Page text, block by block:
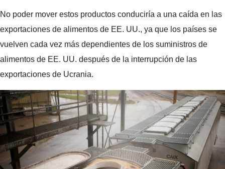
No poder mover estos productos conduciría a una caída en las
exportaciones de alimentos de EE. UU., ya que los países se
vuelven cada vez más dependientes de los suministros de
alimentos de EE. UU. después de la interrupción de las
exportaciones de Ucrania.